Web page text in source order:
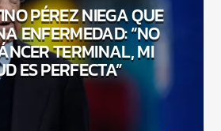
PÉREZ NIEGA QUE
ENFERMEDAD: “NO
TERMINAL, MI
ES PERFECTA”